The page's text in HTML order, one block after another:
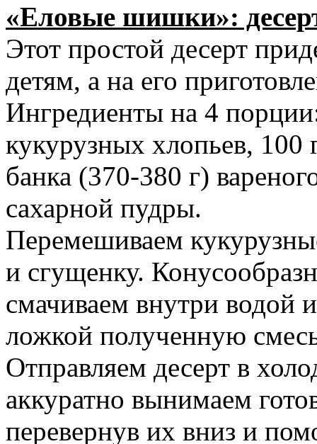
«Еловые шишки»:
Этот простой десерт
детям, а на его
Ингредиенты на 4
кукурузных хлопьев, 100
банка (370-380 г)
сахарной пудры.
Перемешиваем
и сгущенку.
смачиваем внутри
ложкой полученную
Отправляем десерт в
аккуратно вынимаем
перевернув их вниз и